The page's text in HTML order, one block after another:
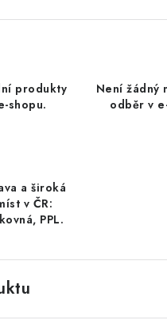
OCHUCOVADLA/OMÁČKY
MERUŇKY SÍŘENÉ /
produkty
shopu.
Není žádný
odběr v
a široká
v ČR:
PPL.